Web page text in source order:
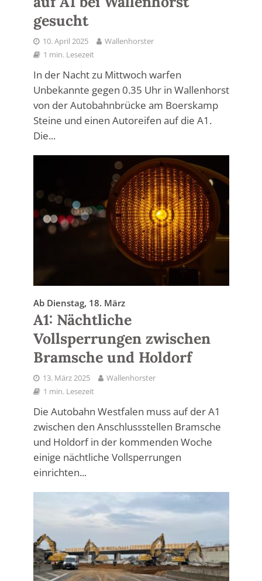
gesucht
10. April 2025
Wallenhorster
1 min. Lesezeit
In der Nacht zu Mittwoch warfen
Unbekannte gegen 0.35 Uhr in Wallenhorst
von der Autobahnbrücke am Boerskamp
Steine und einen Autoreifen auf die A1.
Die...
Ab Dienstag, 18. März
A1: Nächtliche
Vollsperrungen zwischen
Bramsche und Holdorf
13. März 2025
Wallenhorster
1 min. Lesezeit
Die Autobahn Westfalen muss auf der A1
zwischen den Anschlussstellen Bramsche
und Holdorf in der kommenden Woche
einige nächtliche Vollsperrungen
einrichten...